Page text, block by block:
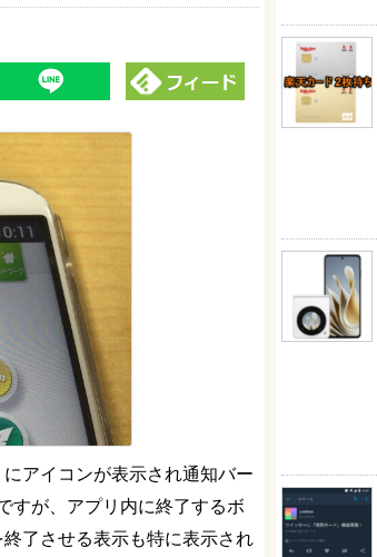
アイコンが表示され通知バー
すが、アプリ内に終了するボ
了させる表示も特に表示され